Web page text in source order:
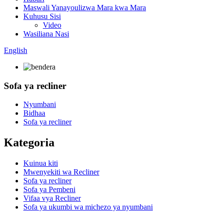
Maswali Yanayoulizwa Mara kwa Mara
Kuhusu Sisi
Video
Wasiliana Nasi
English
Sofa ya recliner
Nyumbani
Bidhaa
Sofa ya recliner
Kategoria
Kuinua kiti
Mwenyekiti wa Recliner
Sofa ya recliner
Sofa ya Pembeni
Vifaa vya Recliner
Sofa ya ukumbi wa michezo ya nyumbani